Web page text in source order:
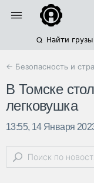
Найти грузы
← Безопасность и
В Томске
легковушка
13:55, 14 Января